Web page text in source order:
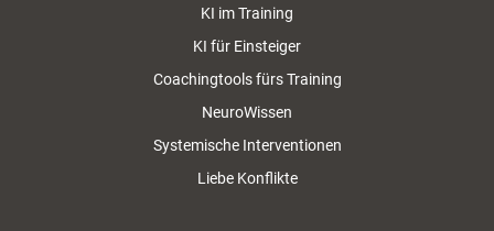
KI im Training
KI für Einsteiger
Coachingtools fürs Training
NeuroWissen
Systemische Interventionen
Liebe Konflikte